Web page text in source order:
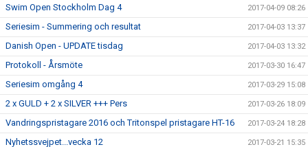
Swim Open Stockholm Dag 4 2017-04-09 08:26
Seriesim - Summering och resultat 2017-04-03 13:37
Danish Open - UPDATE tisdag 2017-04-03 13:32
Protokoll - Årsmöte 2017-03-30 16:47
Seriesim omgång 4 2017-03-29 15:08
2 x GULD + 2 x SILVER +++ Pers 2017-03-26 18:09
Vandringspristagare 2016 och Tritonspel pristagare HT-16 2017-03-24 18:28
Nyhetssvejpet...vecka 12 2017-03-21 15:35